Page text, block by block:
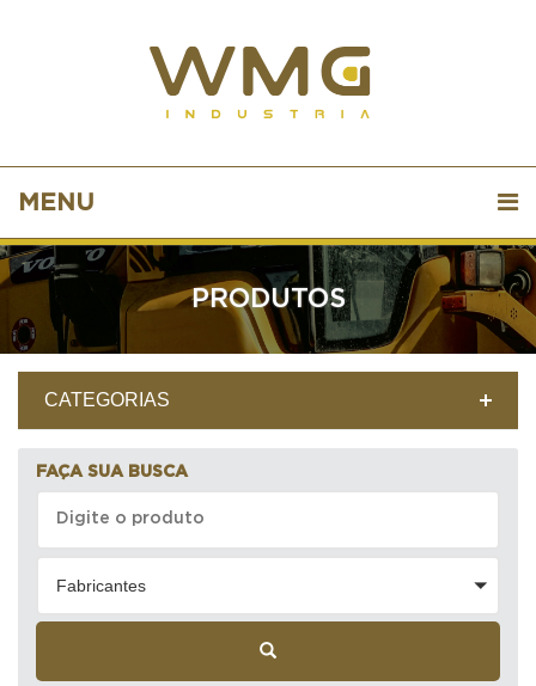
MENU
PRODUTOS
CATEGORIAS
FAÇA SUA BUSCA
Fabricantes